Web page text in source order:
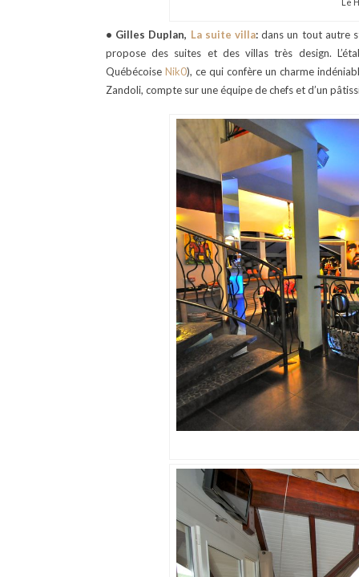
Le
• Gilles Duplan, La suite villa: dans un tout autre
propose des suites et des villas très design.
Québécoise Nik0), ce qui confère un charme
Zandoli, compte sur une équipe de chefs et d’un